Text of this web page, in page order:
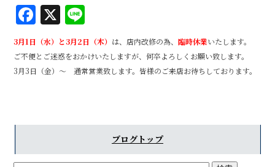
F
a
c
e
o
k
X
n
e
3月1日（水）と3月2日（木） は、店内改修の為、臨時休業いたします。
ご不便とご迷惑をおかけいたしますが、何卒よろしくお願い致します。
3月3日（金）～ 通常営業致します。皆様のご来店お待ちしております。
ブログトップ